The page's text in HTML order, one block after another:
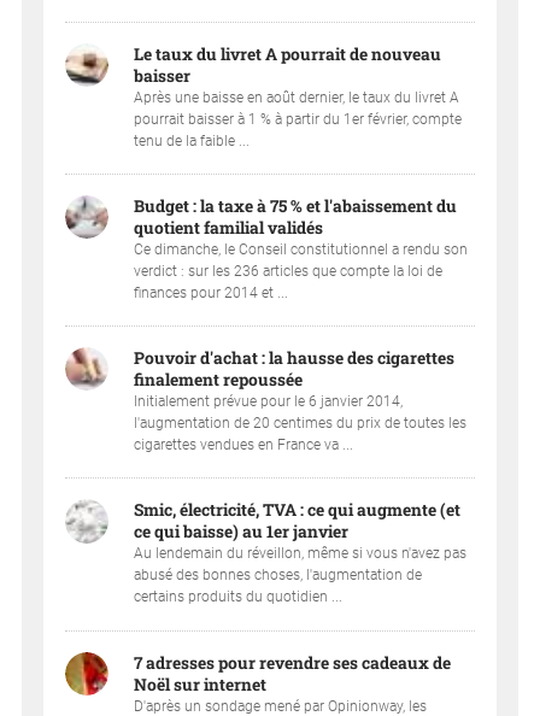
Le taux du livret A pourrait de nouveau
baisser
Après une baisse en août dernier, le taux du livret A
pourrait baisser à 1 % à partir du 1er février, compte
tenu de la faible ...
Budget : la taxe à 75 % et l'abaissement du
quotient familial validés
Ce dimanche, le Conseil constitutionnel a rendu son
verdict : sur les 236 articles que compte la loi de
finances pour 2014 et ...
Pouvoir d'achat : la hausse des cigarettes
finalement repoussée
Initialement prévue pour le 6 janvier 2014,
l'augmentation de 20 centimes du prix de toutes les
cigarettes vendues en France va ...
Smic, électricité, TVA : ce qui augmente (et
ce qui baisse) au 1er janvier
Au lendemain du réveillon, même si vous n'avez pas
abusé des bonnes choses, l'augmentation de
certains produits du quotidien ...
7 adresses pour revendre ses cadeaux de
Noël sur internet
D'après un sondage mené par Opinionway, les